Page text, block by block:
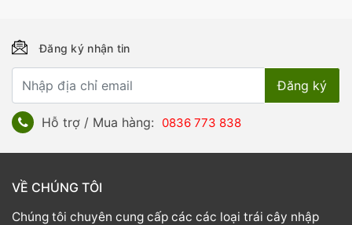
Đăng ký nhận tin
Hỗ trợ / Mua hàng: 0836 773 838
VỀ CHÚNG TÔI
Chúng tôi chuyên cung cấp các các loại trái cây nhập